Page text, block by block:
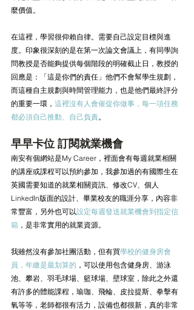
麼價值。
在這裡，學習很仰賴自律。需要自己設定目標與進
度。印象很深刻的是在第一次論文會議上，有同學詢
問教授是否能夠提供每個階段的明確截止日，教授的
回應是：「這是你們的責任」他們不會幫學生規劃，
而這種自主規劃與時間管理能力，也是他們最終評分
的重要一環， 這裡沒有人會催促你做事，每一項任務
都必須自己推動、自己負責。
早早卡位 訂閱就業機會
南安有個網站是My Career，裡面會有每週就業相關
的講座或課程可以預約參加，我參加過的有國際生在
英國需要知道的就業相關資訊、修改CV、個人
LinkedIn版面的設計、畢業校友的職涯分享，內容非
常豐富，另外也可以設定每週發送就業機會到指定信
箱 ，是非常實用的就業資源。
我雖然沒有參加社團活動，但有買學校的健身房會
員，年繳是最划算的 ，可以使用包含健身房、游泳
池、攀岩、羽毛球場、籃球場、壁球室，除此之外還
有許多的體能課程，瑜珈、飛輪、皮拉提斯、拳擊有
氧等等，老師都很有活力，設備也都很新，真的非常